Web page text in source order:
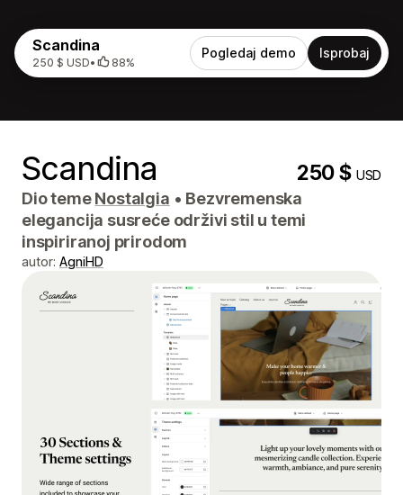
Scandina
250 $ USD• 88%
Pogledaj demo Isprobaj
Scandina 250 $USD
Dio temeNostalgia • Bezvremenska
elegancija susreće održivi stil u temi
inspiriranoj prirodom
autor: AgniHD